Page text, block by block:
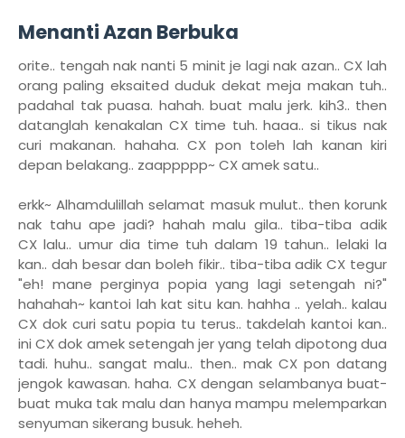
Menanti Azan Berbuka
orite.. tengah nak nanti 5 minit je lagi nak azan.. CX lah
orang paling eksaited duduk dekat meja makan tuh..
padahal tak puasa. hahah. buat malu jerk. kih3.. then
datanglah kenakalan CX time tuh. haaa.. si tikus nak
curi makanan. hahaha. CX pon toleh lah kanan kiri
depan belakang.. zaappppp~ CX amek satu..
erkk~ Alhamdulillah selamat masuk mulut.. then korunk
nak tahu ape jadi? hahah malu gila.. tiba-tiba adik
CX lalu.. umur dia time tuh dalam 19 tahun.. lelaki la
kan.. dah besar dan boleh fikir.. tiba-tiba adik CX tegur
"eh! mane perginya popia yang lagi setengah ni?"
hahahah~ kantoi lah kat situ kan. hahha .. yelah.. kalau
CX dok curi satu popia tu terus.. takdelah kantoi kan..
ini CX dok amek setengah jer yang telah dipotong dua
tadi. huhu.. sangat malu.. then.. mak CX pon datang
jengok kawasan. haha. CX dengan selambanya buat-
buat muka tak malu dan hanya mampu melemparkan
senyuman sikerang busuk. heheh.